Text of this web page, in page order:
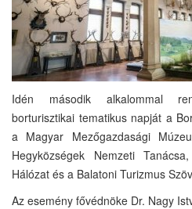
Idén második alkalommal
borturisztikai tematikus napját a
a Magyar Mezőgazdasági
Hegyközségek Nemzeti
Hálózat és a Balatoni Turizmus
Az esemény fővédnöke Dr. Nagy